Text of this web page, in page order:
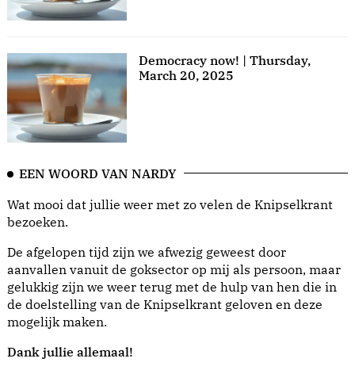
Democracy now! | Thursday,
March 20, 2025
EEN WOORD VAN NARDY
Wat mooi dat jullie weer met zo velen de Knipselkrant
bezoeken.
De afgelopen tijd zijn we afwezig geweest door
aanvallen vanuit de goksector op mij als persoon, maar
gelukkig zijn we weer terug met de hulp van hen die in
de doelstelling van de Knipselkrant geloven en deze
mogelijk maken.
Dank jullie allemaal!